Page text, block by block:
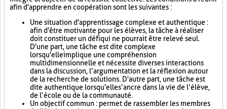
afin d'apprendre en coopération sont les suivantes :
Une situation d'apprentissage complexe et authentique :
afin d'être motivante pour les élèves, la tâche à réaliser
doit constituer un défi qui ne pourrait être relevé seul.
D'une part, une tâche est dite complexe
lorsqu'elle implique une compréhension
multidimensionnelle et nécessite diverses interactions
dans la discussion, l’argumentation et la réflexion autour
de la recherche de solutions. D'autre part, une tâche est
dite authentique lorsqu'elle s’ancre dans la vie de l’élève,
de l’école ou de la communauté.
Un objectif commun : permet de rassembler les membres